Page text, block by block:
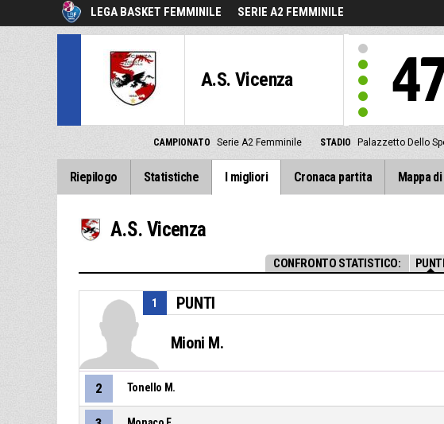
LEGA BASKET FEMMINILE SERIE A2 FEMMINILE
A.S. Vicenza
CAMPIONATO Serie A2 Femminile STADIO Palazzetto Dello
Riepilogo Statistiche I migliori Cronaca partita Mappa
CONFRONTO STATISTICO: PUNTI
A.S. Vicenza
PUNTI
1
Mioni M.
2 Tonello M.